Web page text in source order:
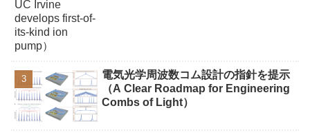
電気光学周波数コム設計の指針を提示
（A Clear Roadmap for Engineering
Combs of Light）